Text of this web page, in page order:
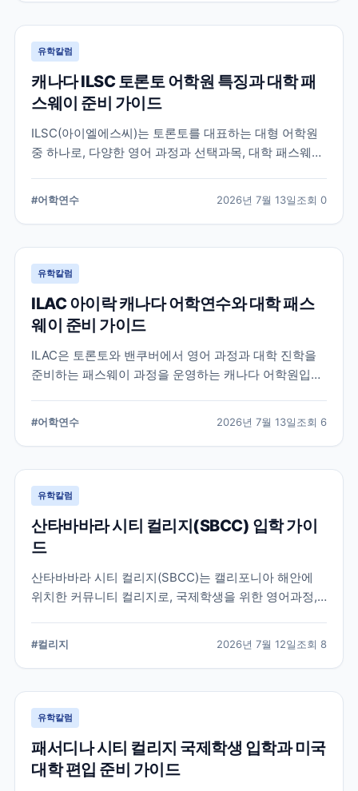
유학칼럼
캐나다 ILSC 토론토 어학원 특징과 대학 패
스웨이 준비 가이드
ILSC(아이엘에스씨)는 토론토를 대표하는 대형 어학원
중 하나로, 다양한 영어 과정과 선택과목, 대학 패스웨이
해야 할 주요 특징과 준비 사항을 정리했습니다.
#어학연수 2026년 7월 13일조회 0
유학칼럼
ILAC 아이락 캐나다 어학연수와 대학 패스
웨이 준비 가이드
ILAC은 토론토와 밴쿠버에서 영어 과정과 대학 진학을
준비하는 패스웨이 과정을 운영하는 캐나다 어학원입니
다.
#어학연수 2026년 7월 13일조회 6
유학칼럼
산타바바라 시티 컬리지(SBCC) 입학 가이
드
산타바바라 시티 컬리지(SBCC)는 캘리포니아 해안에
위치한 커뮤니티 컬리지로, 국제학생을 위한 영어과정,
서 확인해야 할 사항을 정리했습니다.
#컬리지 2026년 7월 12일조회 8
유학칼럼
패서디나 시티 컬리지 국제학생 입학과 미국
대학 편입 준비 가이드